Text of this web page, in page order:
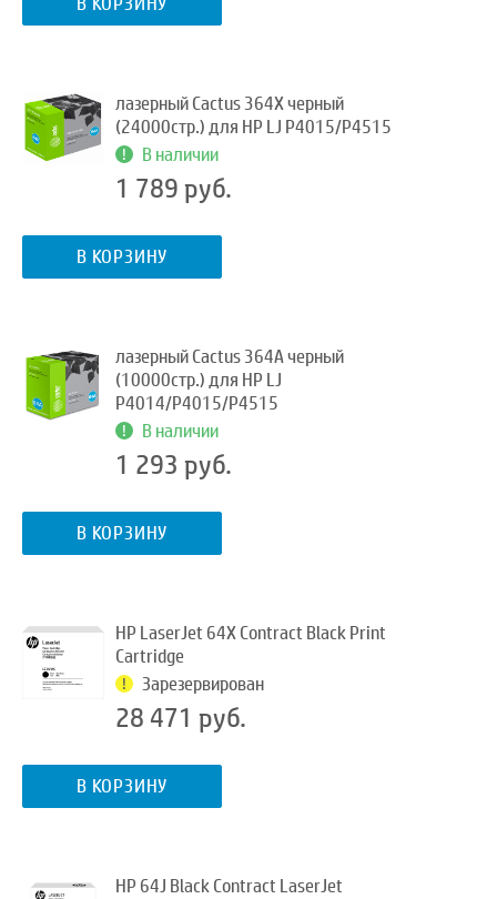
лазерный Cactus 364X черный
(24000стр.) для HP LJ P4015/P4515
В наличии
1 789 руб.
В КОРЗИНУ
лазерный Cactus 364A черный
(10000стр.) для HP LJ
P4014/P4015/P4515
В наличии
1 293 руб.
В КОРЗИНУ
HP LaserJet 64X Contract Black Print
Cartridge
Зарезервирован
28 471 руб.
В КОРЗИНУ
HP 64J Black Contract LaserJet